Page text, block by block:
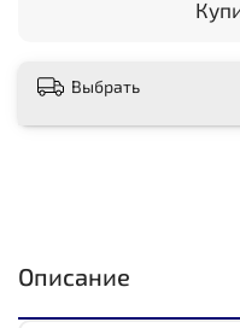
Выбрать
Описание